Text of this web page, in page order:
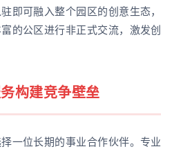
即可融入整个园区的创意生态，
的公区进行非正式交流，激发创
构建竞争壁垒
一位长期的事业合作伙伴。专业